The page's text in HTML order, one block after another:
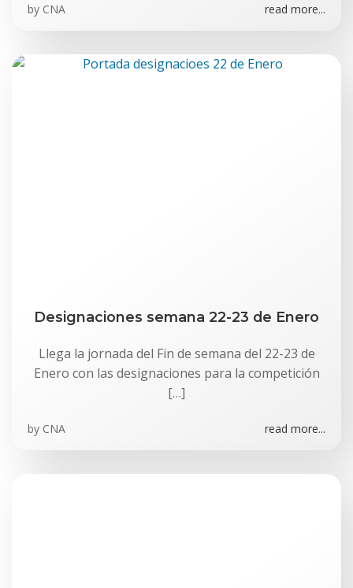
by CNA read more...
Designaciones semana 22-23 de Enero
Llega la jornada del Fin de semana del 22-23 de
Enero con las designaciones para la competición
[…]
by CNA read more...